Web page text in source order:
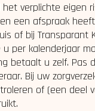
verplichte eigen
een afspraak heeft
of bij Transparant
per kalenderjaar
betaalt u zelf. Pas
Bij uw
of (een deel